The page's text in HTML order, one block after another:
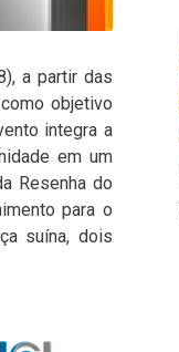
a partir das
objetivo
integra a
em um
Resenha do
para o
suína, dois